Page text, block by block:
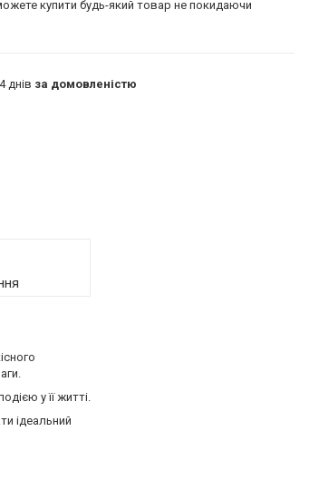
купити будь-який товар не покидаючи
днів за домовленістю
у її житті.
ідеальний